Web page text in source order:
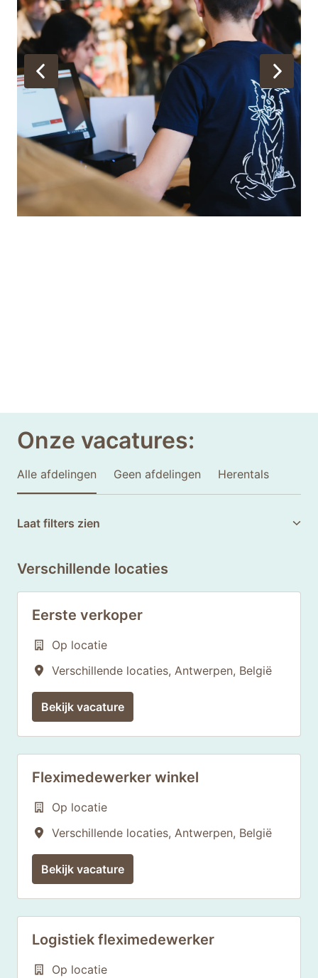
Onze vacatures:
Alle afdelingen Geen afdelingen Herentals
Laat filters zien
Verschillende locaties
Eerste verkoper
Op locatie
Verschillende locaties, Antwerpen, België
Bekijk vacature
Fleximedewerker winkel
Op locatie
Verschillende locaties, Antwerpen, België
Bekijk vacature
Logistiek fleximedewerker
Op locatie